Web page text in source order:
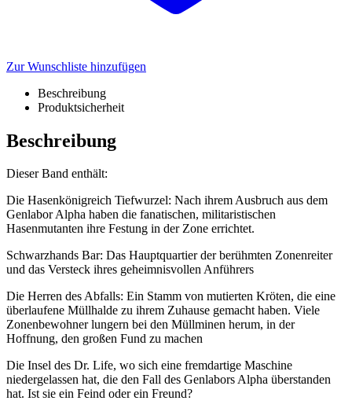
Zur Wunschliste hinzufügen
Beschreibung
Produktsicherheit
Beschreibung
Dieser Band enthält:
Die Hasenkönigreich Tiefwurzel: Nach ihrem Ausbruch aus dem
Genlabor Alpha haben die fanatischen, militaristischen
Hasenmutanten ihre Festung in der Zone errichtet.
Schwarzhands Bar: Das Hauptquartier der berühmten Zonenreiter
und das Versteck ihres geheimnisvollen Anführers
Die Herren des Abfalls: Ein Stamm von mutierten Kröten, die eine
überlaufene Müllhalde zu ihrem Zuhause gemacht haben. Viele
Zonenbewohner lungern bei den Müllminen herum, in der
Hoffnung, den großen Fund zu machen
Die Insel des Dr. Life, wo sich eine fremdartige Maschine
niedergelassen hat, die den Fall des Genlabors Alpha überstanden
hat. Ist sie ein Feind oder ein Freund?